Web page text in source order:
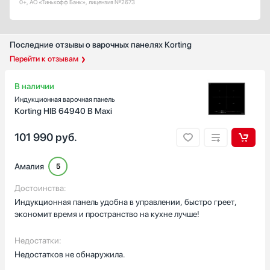
4
5
3
Количество газовых конфорок
6
2
Показать все
Ширина встраивания, см
0+, АО «Тинькофф Банк», лицензия №2673
Последние отзывы о варочных панелях Korting
Перейти к отзывам
В наличии
Индукционная варочная панель
Korting HIB 64940 B Maxi
101 990 руб.
Амалия 5
Достоинства:
Индукционная панель удобна в управлении, быстро греет,
экономит время и пространство на кухне лучше!
Недостатки:
Недостатков не обнаружила.